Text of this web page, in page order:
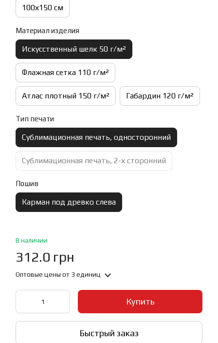
100х150 см
Материал изделия
Искусственный шелк 50 г/м²
Флажная сетка 110 г/м²
Атлас плотный 150 г/м² Габардин 120 г/м²
Тип печати
Сублимационная печать, односторонний
Сублимационная печать, 2-х сторонний
Пошив
Карман под древко слева
В наличии
312.0 грн
Оптовые цены от 3 единиц
Купить
Быстрый заказ